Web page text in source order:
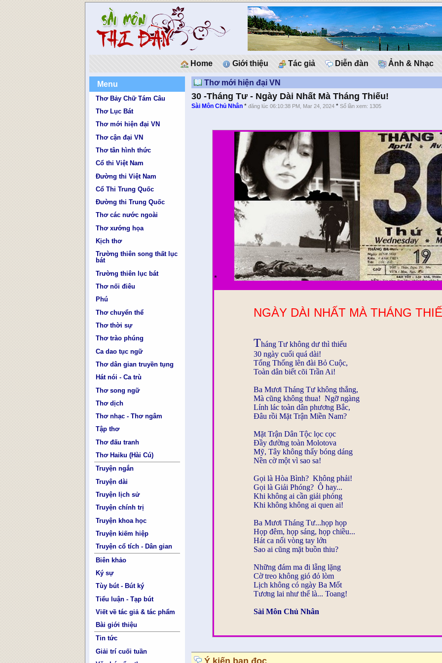
Home Giới thiệu Tác giả Diễn đàn Ảnh & Nhạc
Menu
Thơ Bảy Chữ Tám Câu
Thơ Lục Bát
Thơ mới hiện đại VN
Thơ cận đại VN
Thơ tân hình thức
Cổ thi Việt Nam
Đường thi Việt Nam
Cổ Thi Trung Quốc
Đường thi Trung Quốc
Thơ các nước ngoài
Thơ xướng họa
Kịch thơ
Trường thiên song thất lục
bát
Trường thiên lục bát
Thơ nối điêu
Phú
Thơ chuyển thể
Thơ thời sự
Thơ trào phúng
Ca dao tục ngữ
Thơ dân gian truyền tụng
Hát nói - Ca trù
Thơ song ngữ
Thơ dịch
Thơ nhạc - Thơ ngâm
Tập thơ
Thơ đấu tranh
Thơ Haiku (Hài Cú)
Truyện ngắn
Truyện dài
Truyện lịch sử
Truyện chính trị
Truyện khoa học
Truyện kiếm hiệp
Truyện cổ tích - Dân gian
Biên khảo
Ký sự
Tùy bút - Bút ký
Tiểu luận - Tạp bút
Viết về tác giả & tác phẩm
Bài giới thiệu
Tin tức
Giải trí cuối tuần
Thơ mới hiện đại VN
30 -Tháng Tư - Ngày Dài Nhất Mà Tháng Thiếu!
Sài Môn Chủ Nhân *đăng lúc 06:10:38 PM, Mar 24, 2024 *Số lần xem: 1305
*
NGÀY DÀI NHẤT MÀ THÁNG
Tháng Tư không dư thì thiếu
30 ngày cuối quá dài!
Tổng Thống lên đài Bỏ Cuộc,
Toàn dân biết cõi Trần Ai!
Ba Mươi Tháng Tư không thắng,
Mà cũng không thua! Ngỡ ngàng
Lính lác toàn dân phương Bắc,
Đâu rồi Mặt Trận Miền Nam?
Mặt Trận Dân Tộc lọc cọc
Đầy đường toàn Molotova
Mỹ, Tây không thấy bóng dáng
Nền cờ một vì sao sa!
Gọi là Hòa Bình? Không phải!
Gọi là Giải Phóng? Ô hay...
Khi không ai cần giải phóng
Khi không không ai quen ai!
Ba Mươi Tháng Tư...họp họp
Họp đêm, họp sáng, họp chiều...
Hát ca nối vòng tay lớn
Sao ai cũng mặt buồn thiu?
Những đám ma đi lẵng lặng
Cờ treo không gió đỏ lòm
Lịch không có ngày Ba Mốt
Tương lai như thế là... Toang!
Sài Môn Chủ Nhân
Ý kiến bạn đọc